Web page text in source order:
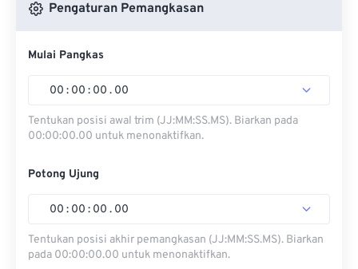
Pengaturan Pemangkasan
Mulai Pangkas
00 : 00 : 00 . 00
Tentukan posisi awal trim (JJ:MM:SS.MS). Biarkan pada
00:00:00.00 untuk menonaktifkan.
Potong Ujung
00 : 00 : 00 . 00
Tentukan posisi akhir pemangkasan (JJ:MM:SS.MS). Biarkan
pada 00:00:00.00 untuk menonaktifkan.